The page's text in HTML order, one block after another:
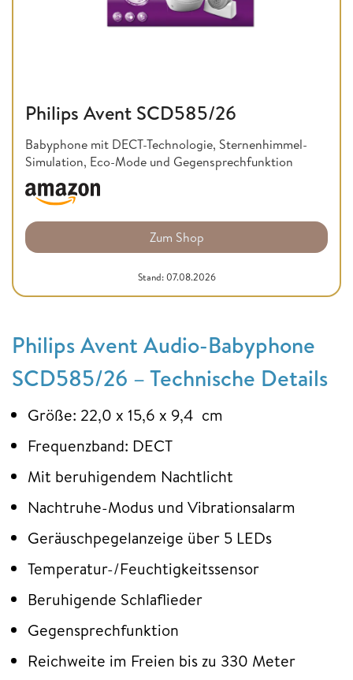
Philips Avent SCD585/26
Babyphone mit DECT-Technologie, Sternenhimmel-
Simulation, Eco-Mode und Gegensprechfunktion
Zum Shop
Stand: 07.08.2026
Philips Avent Audio-Babyphone
SCD585/26 – Technische Details
Größe: 22,0 x 15,6 x 9,4 cm
Frequenzband: DECT
Mit beruhigendem Nachtlicht
Nachtruhe-Modus und Vibrationsalarm
Geräuschpegelanzeige über 5 LEDs
Temperatur-/Feuchtigkeitssensor
Beruhigende Schlaflieder
Gegensprechfunktion
Reichweite im Freien bis zu 330 Meter